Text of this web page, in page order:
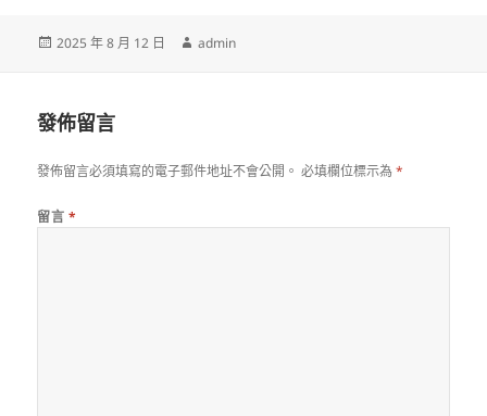
發
2025 年 8 月 12 日
作
admin
發佈留言
發佈留言必須填寫的電子郵件地址不會公開。 必填欄位標示為*
留言 *